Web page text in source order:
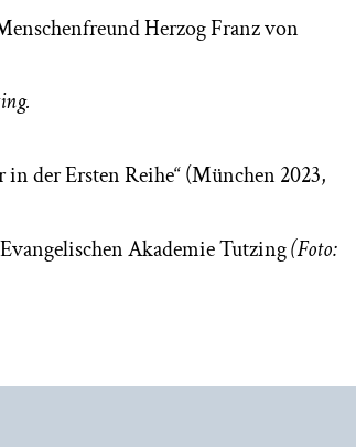
Herzog Franz von
der Ersten Reihe“ (München 2023,
Akademie Tutzing(Foto: